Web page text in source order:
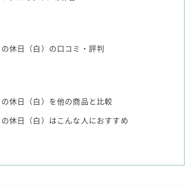
休日（白）の口コミ・評判
休日（白）を他の商品と比較
休日（白）はこんな人におすすめ